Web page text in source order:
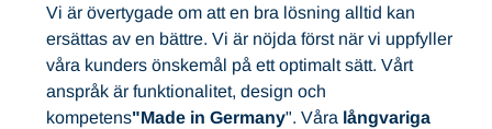
Vi är övertygade om att en bra lösning alltid kan
ersättas av en bättre. Vi är nöjda först när vi uppfyller
våra kunders önskemål på ett optimalt sätt. Vårt
anspråk är funktionalitet, design och
kompetens"Made in Germany". Våra långvariga